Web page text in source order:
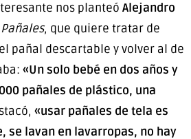
nos planteó Alejandro
, que quiere tratar de
pañal descartable y volver al de
«Un solo bebé en dos años y
pañales de plástico, una
«usar pañales de tela es
se lavan en lavarropas, no hay